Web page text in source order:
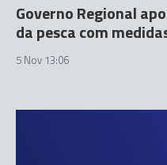
Governo Regional
da pesca com
5 Nov 13:06